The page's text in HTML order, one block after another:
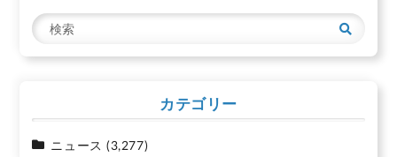
シ
ョ
ン
検
索
カテゴリー
ニュース (3,277)